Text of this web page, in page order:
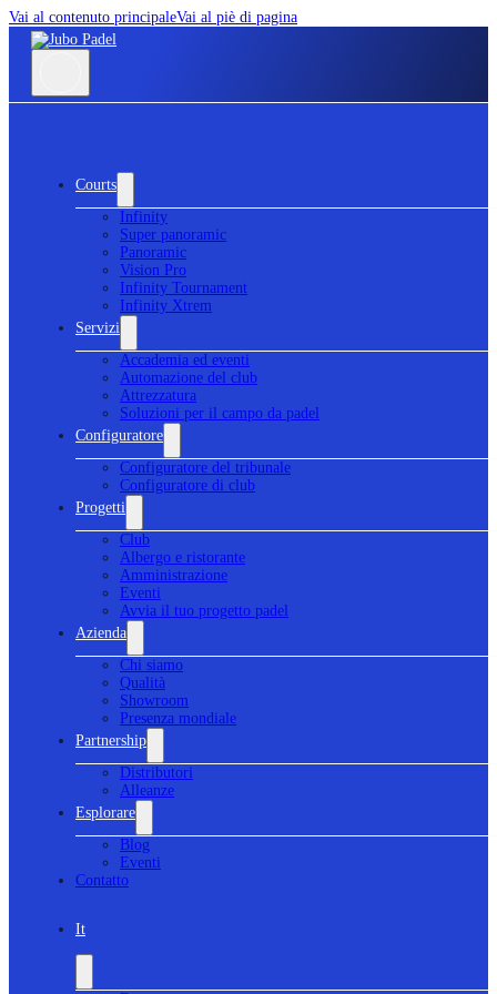
Vai al contenuto principaleVai al piè di pagina
Courts
Infinity
Super panoramic
Panoramic
Vision Pro
Infinity Tournament
Infinity Xtrem
Servizi
Accademia ed eventi
Automazione del club
Attrezzatura
Soluzioni per il campo da padel
Configuratore
Configuratore del tribunale
Configuratore di club
Progetti
Club
Albergo e ristorante
Amministrazione
Eventi
Avvia il tuo progetto padel
Azienda
Chi siamo
Qualità
Showroom
Presenza mondiale
Partnership
Distributori
Alleanze
Esplorare
Blog
Eventi
Contatto
It